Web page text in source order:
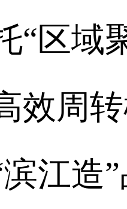
“区域
效周
江造